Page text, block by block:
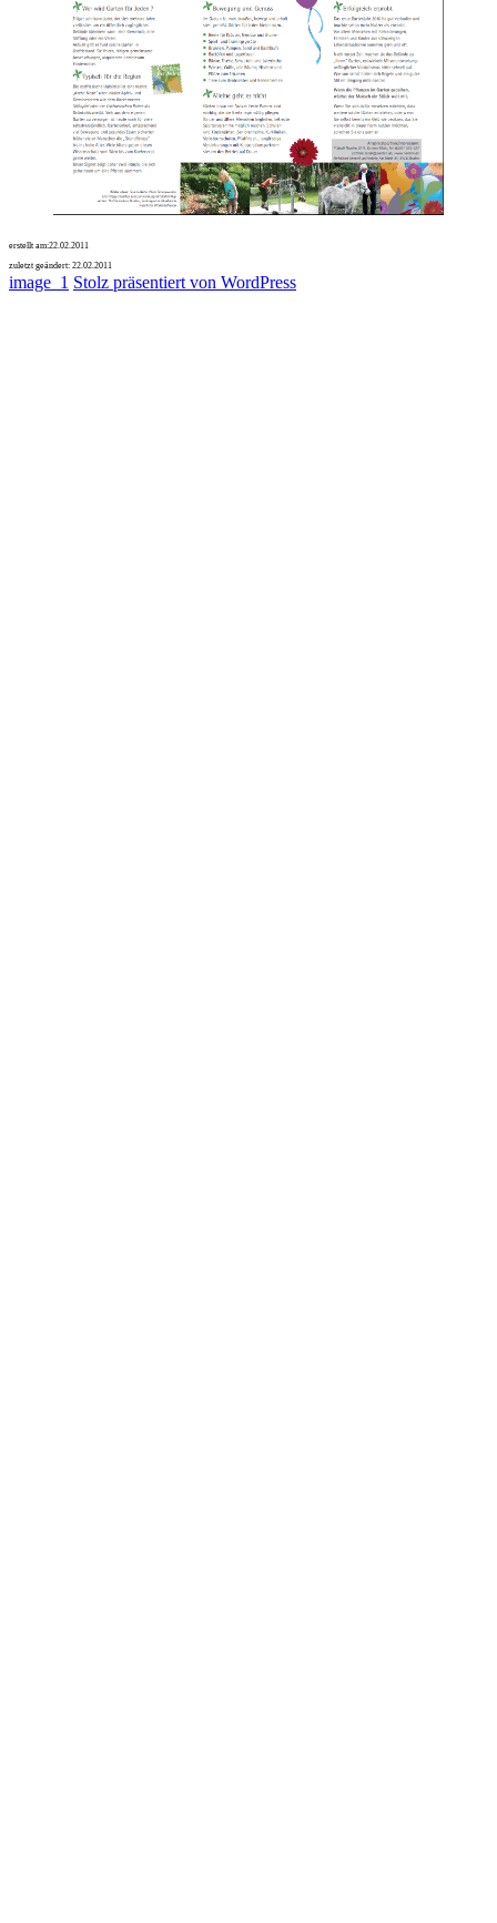
erstellt am:22.02.2011
zuletzt geändert: 22.02.2011
image_1 Stolz präsentiert von WordPress